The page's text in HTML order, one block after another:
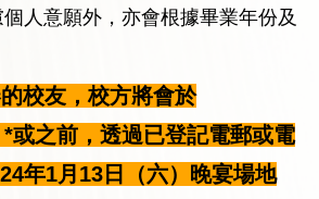
人意願外，亦會根據畢業年份及
校友，校方將會於
或之前，透過已登記電郵或電
年1月13日（六）晚宴場地